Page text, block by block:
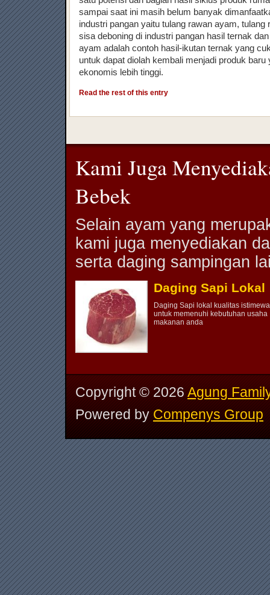
sampai saat ini masih belum banyak
industri pangan yaitu tulang rawan ayam, tulang
sisa deboning di industri pangan hasil ternak
ayam adalah contoh hasil-ikutan ternak yang
untuk dapat diolah kembali menjadi produk
ekonomis lebih tinggi.
Read the rest of this entry
Kami Juga
Bebek
Selain ayam yang
kami juga menyediakan
serta daging sampingan
Daging Sapi Lokal
Daging Sapi lokal kualitas istimewa
untuk memenuhi kebutuhan usaha
makanan anda
Copyright © 2026 Agung
Powered byCompenys Group